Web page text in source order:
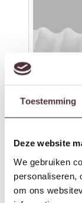
Toestemming
personaliseren,
om ons
informatie over
partners voor
Light & Living